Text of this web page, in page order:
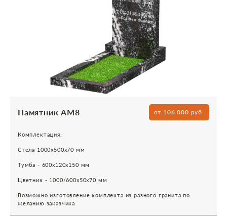
Памятник АМ8 от 106 000 руб.
Комплектация:
Стела 1000х500х70 мм
Тумба - 600х120х150 мм
Цветник - 1000/600х50х70 мм
Возможно изготовление комплекта из разного гранита по
желанию заказчика